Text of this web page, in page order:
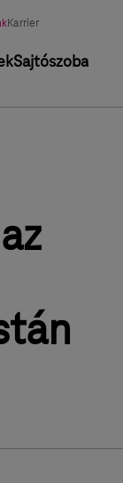
Karrier
Sajtószoba